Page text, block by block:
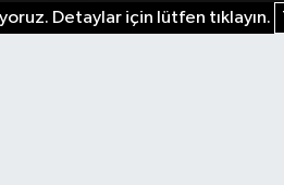
Detaylar için lütfen tıklayın.